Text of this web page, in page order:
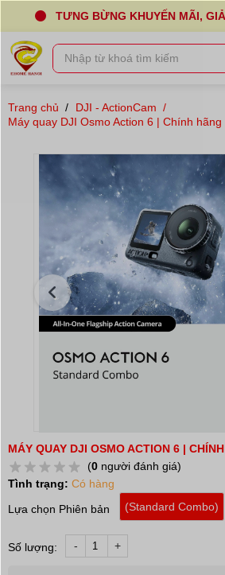
TƯNG BỪNG KHUYẾN MÃI,
Trang chủ / DJI - ActionCam /
Máy quay DJI Osmo Action 6 | Chính hãng
MÁY QUAY DJI OSMO ACTION 6 |
(0 người đánh giá)
Tình trạng: Có hàng
Lựa chọn Phiên bản
(Standard Combo)
Số lượng: - +